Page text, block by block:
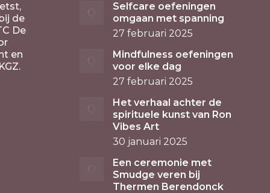
de
De
en
Selfcare oefeningen
omgaan met spanning
27 februari 2025
Mindfulness oefeningen
voor elke dag
27 februari 2025
Het verhaal achter de
spirituele kunst van Ron
Vibes Art
30 januari 2025
Een ceremonie met
Smudge veren bij
Thermen Berendonck